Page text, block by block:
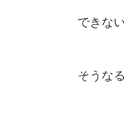
できな
そうな